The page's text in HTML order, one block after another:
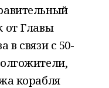
от Главы
в связи с 50-
корабля